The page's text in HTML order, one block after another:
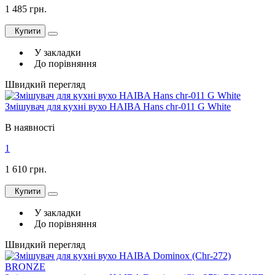
1 485 грн.
Купити
У закладки
До порівняння
Швидкий перегляд
Змішувач для кухні вухо HAIBA Hans chr-011 G White
В наявності
1
1 610 грн.
Купити
У закладки
До порівняння
Швидкий перегляд